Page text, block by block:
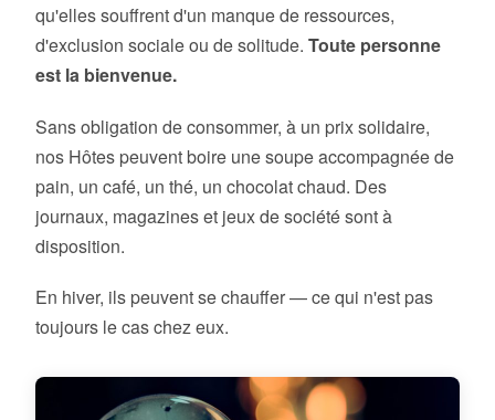
qu'elles souffrent d'un manque de ressources,
d'exclusion sociale ou de solitude. Toute personne
est la bienvenue.
Sans obligation de consommer, à un prix solidaire,
nos Hôtes peuvent boire une soupe accompagnée de
pain, un café, un thé, un chocolat chaud. Des
journaux, magazines et jeux de société sont à
disposition.
En hiver, ils peuvent se chauffer — ce qui n'est pas
toujours le cas chez eux.